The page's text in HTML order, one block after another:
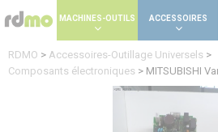
MACHINES-OUTILS ACCESSOIRES
RDMO > Accessoires-Outillage Universels >
Composants électroniques > MITSUBISHI